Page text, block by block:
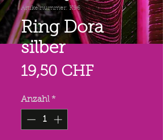
Artikelnummer: K96
Ring Dora
silber
19,50 CHFPreis
Anzahl *